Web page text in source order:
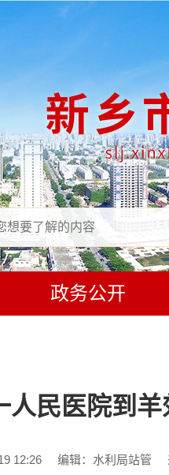
政务公开
人民医院到
12:26 编辑：水利局站管